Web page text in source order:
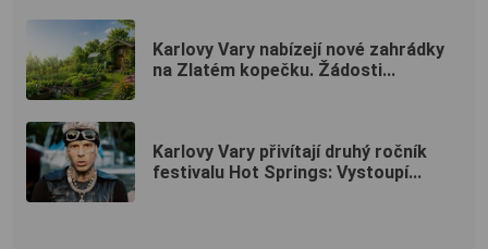
Karlovy Vary nabízejí nové zahrádky
na Zlatém kopečku. Žádosti...
Karlovy Vary přivítají druhý ročník
festivalu Hot Springs: Vystoupí...